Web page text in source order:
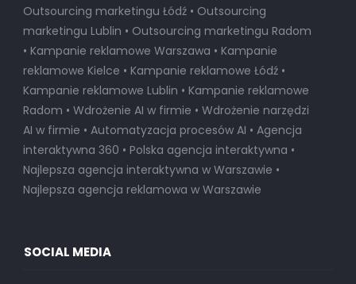
Outsourcing marketingu Łódź • Outsourcing
marketingu Lublin • Outsourcing marketingu Radom
• Kampanie reklamowe Warszawa • Kampanie
reklamowe Kielce • Kampanie reklamowe Łódź •
Kampanie reklamowe Lublin • Kampanie reklamowe
Radom • Wdrożenie AI w firmie • Wdrożenie narzędzi
AI w firmie • Automatyzacja procesów AI • Agencja
interaktywna 360 • Polska agencja interaktywna •
Najlepsza agencja interaktywna w Warszawie •
Najlepsza agencja reklamowa w Warszawie
SOCIAL MEDIA